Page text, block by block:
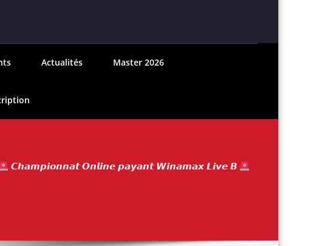
Actualités Master 2026
𝘾𝙝𝙖𝙢𝙥𝙞𝙤𝙣𝙣𝙖𝙩 𝙊𝙣𝙡𝙞𝙣𝙚 𝙥𝙖𝙮𝙖𝙣𝙩 𝙒𝙞𝙣𝙖𝙢𝙖𝙭 𝙇𝙞𝙫𝙚 𝘽